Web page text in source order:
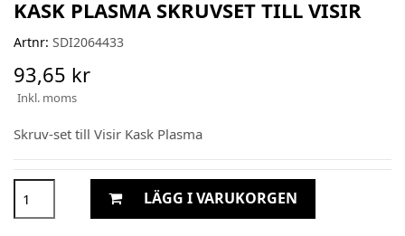
KASK PLASMA SKRUVSET TILL VISIR
Artnr: SDI2064433
93,65 kr
Inkl. moms
Skruv-set till Visir Kask Plasma
LÄGG I VARUKORGEN